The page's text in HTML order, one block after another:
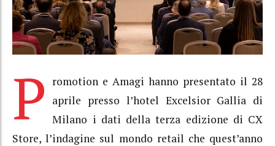
P
romotion e Amagi hanno presentato il 28
aprile presso l’hotel Excelsior Gallia di
Milano i dati della terza edizione di CX
Store, l’indagine sul mondo retail che quest’anno